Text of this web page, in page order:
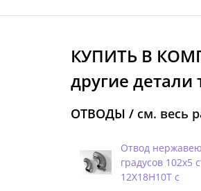
КУПИТЬ В
другие детали
ОТВОДЫ / см. весь
Отвод
градусов 102х5
12Х18Н10Т с